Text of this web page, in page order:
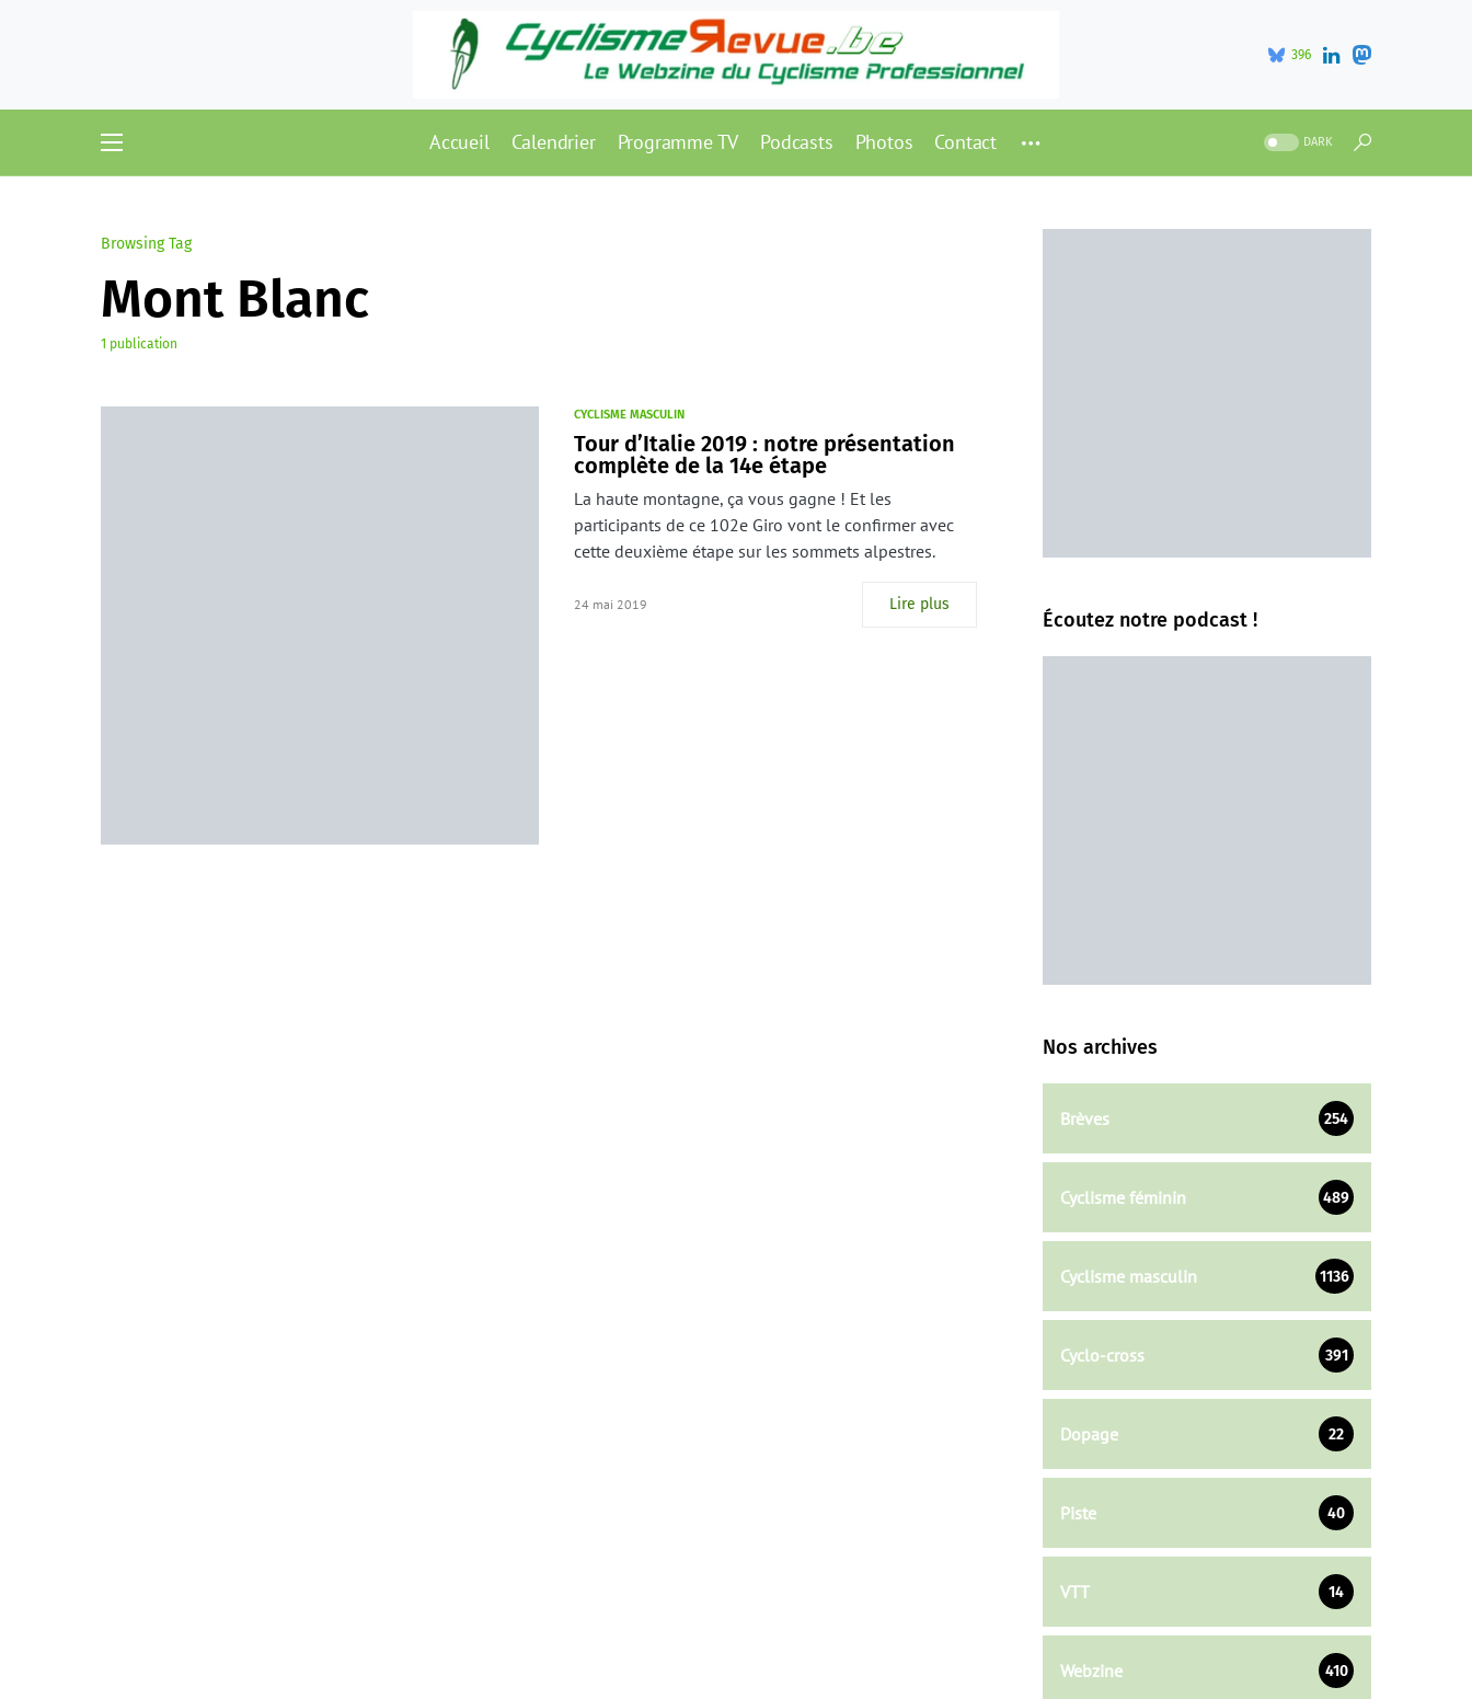
396
Accueil Calendrier Programme TV Podcasts Photos Contact DARK
Browsing Tag
Mont Blanc
1 publication
CYCLISME MASCULIN
Tour d’Italie 2019 : notre présentation
complète de la 14e étape
La haute montagne, ça vous gagne ! Et les
participants de ce 102e Giro vont le confirmer avec
cette deuxième étape sur les sommets alpestres.
24 mai 2019 Lire plus
Écoutez notre podcast !
Nos archives
Brèves 254
Cyclisme féminin 489
Cyclisme masculin 1136
Cyclo-cross 391
Dopage 22
Piste 40
VTT 14
Webzine 410